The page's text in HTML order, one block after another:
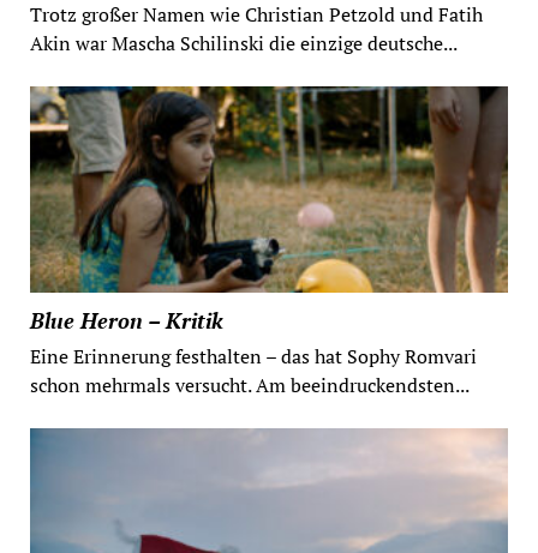
Trotz großer Namen wie Christian Petzold und Fatih
Akin war Mascha Schilinski die einzige deutsche...
Blue Heron – Kritik
Eine Erinnerung festhalten – das hat Sophy Romvari
schon mehrmals versucht. Am beeindruckendsten...